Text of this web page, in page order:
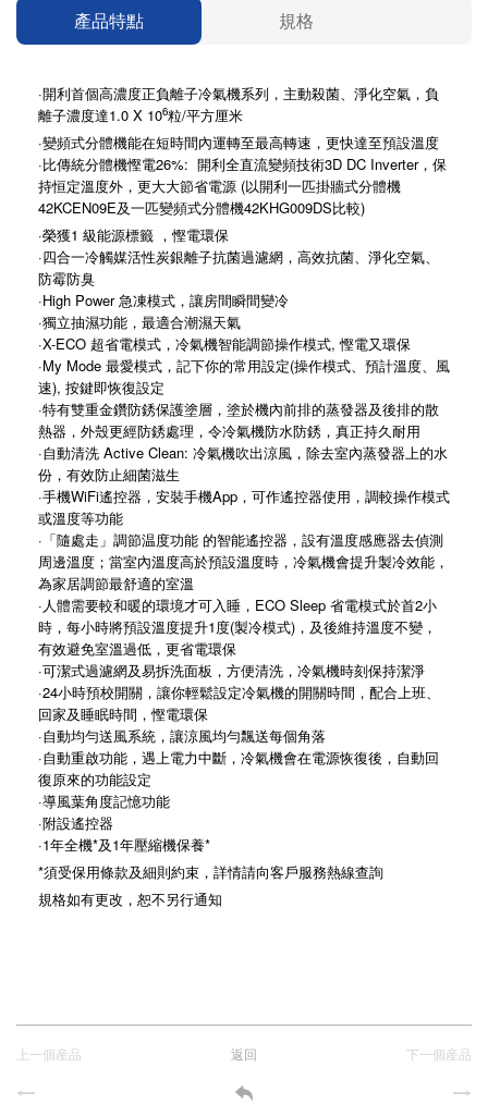
產品特點 規格
·開利首個高濃度正負離子冷氣機系列，主動殺菌、淨化空氣，負
離子濃度達1.0 X 106粒/平方厘米
·變頻式分體機能在短時間內運轉至最高轉速，更快達至預設溫度
·比傳統分體機慳電26%: 開利全直流變頻技術3D DC Inverter，保
持恒定溫度外，更大大節省電源 (以開利一匹掛牆式分體機
42KCEN09E及一匹變頻式分體機42KHG009DS比較)
·榮獲1 級能源標籤 ，慳電環保
·四合一冷觸媒活性炭銀離子抗菌過濾網，高效抗菌、淨化空氣、
防霉防臭
·High Power 急凍模式，讓房間瞬間變冷
·獨立抽濕功能，最適合潮濕天氣
·X-ECO 超省電模式，冷氣機智能調節操作模式, 慳電又環保
·My Mode 最愛模式，記下你的常用設定(操作模式、預計溫度、風
速), 按鍵即恢復設定
·特有雙重金鑽防銹保護塗層，塗於機內前排的蒸發器及後排的散
熱器，外殼更經防銹處理，令冷氣機防水防銹，真正持久耐用
·自動清洗 Active Clean: 冷氣機吹出涼風，除去室內蒸發器上的水
份，有效防止細菌滋生
·手機WiFi遙控器，安裝手機App，可作遙控器使用，調較操作模式
或溫度等功能
·「隨處走」調節温度功能 的智能遙控器，設有溫度感應器去偵測
周邊溫度；當室內溫度高於預設溫度時，冷氣機會提升製冷效能，
為家居調節最舒適的室溫
·人體需要較和暖的環境才可入睡，ECO Sleep 省電模式於首2小
時，每小時將預設溫度提升1度(製冷模式)，及後維持溫度不變，
有效避免室溫過低，更省電環保
·可潔式過濾網及易拆洗面板，方便清洗，冷氣機時刻保持潔淨
·24小時預校開關，讓你輕鬆設定冷氣機的開關時間，配合上班、
回家及睡眠時間，慳電環保
·自動均勻送風系統，讓涼風均勻飄送每個角落
·自動重啟功能，遇上電力中斷，冷氣機會在電源恢復後，自動回
復原來的功能設定
·導風葉角度記憶功能
·附設遙控器
·1年全機*及1年壓縮機保養*
*須受保用條款及細則約束，詳情請向客戶服務熱線查詢
規格如有更改，恕不另行通知
上一個産品 返回 下一個産品